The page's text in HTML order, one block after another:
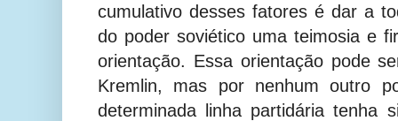
cumulativo desses fatores é dar a
do poder soviético uma teimosia e
orientação. Essa orientação pode
Kremlin, mas por nenhum outro
determinada linha partidária tenha